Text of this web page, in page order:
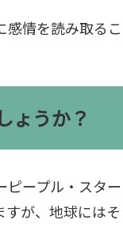
感情を読み取る
ょうか？
ピープル・スタ
が、地球には